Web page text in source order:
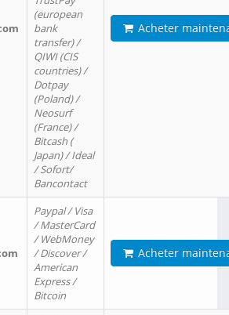
(european
bank
transfer) /
QIWI (CIS
countries) /
Dotpay
(Poland) /
Neosurf
(France) /
Bitcash (
Japan) / Ideal
/ Sofort/
Bancontact
Acheter
Paypal / Visa
/ MasterCard
/ WebMoney
/ Discover /
American
Express /
Bitcoin
Acheter